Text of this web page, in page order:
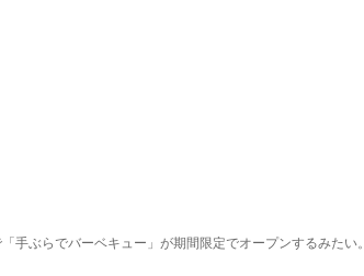
手ぶらでバーベキュー」が期間限定でオープンするみたい。